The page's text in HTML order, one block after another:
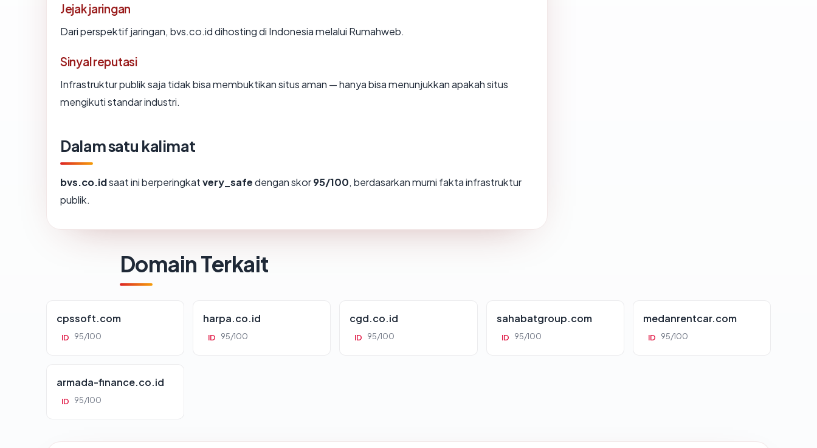
Jejak jaringan
Dari perspektif jaringan, bvs.co.id dihosting di Indonesia melalui Rumahweb.
Sinyal reputasi
Infrastruktur publik saja tidak bisa membuktikan situs aman — hanya bisa menunjukkan apakah situs
mengikuti standar industri.
Dalam satu kalimat
bvs.co.idsaat ini berperingkatvery_safedengan skor95/100, berdasarkan murni fakta infrastruktur
publik.
Domain Terkait
cpssoft.com
ID 95/100
harpa.co.id
ID 95/100
cgd.co.id
ID 95/100
sahabatgroup.com
ID 95/100
medanrentcar.com
ID 95/100
armada-finance.co.id
ID 95/100